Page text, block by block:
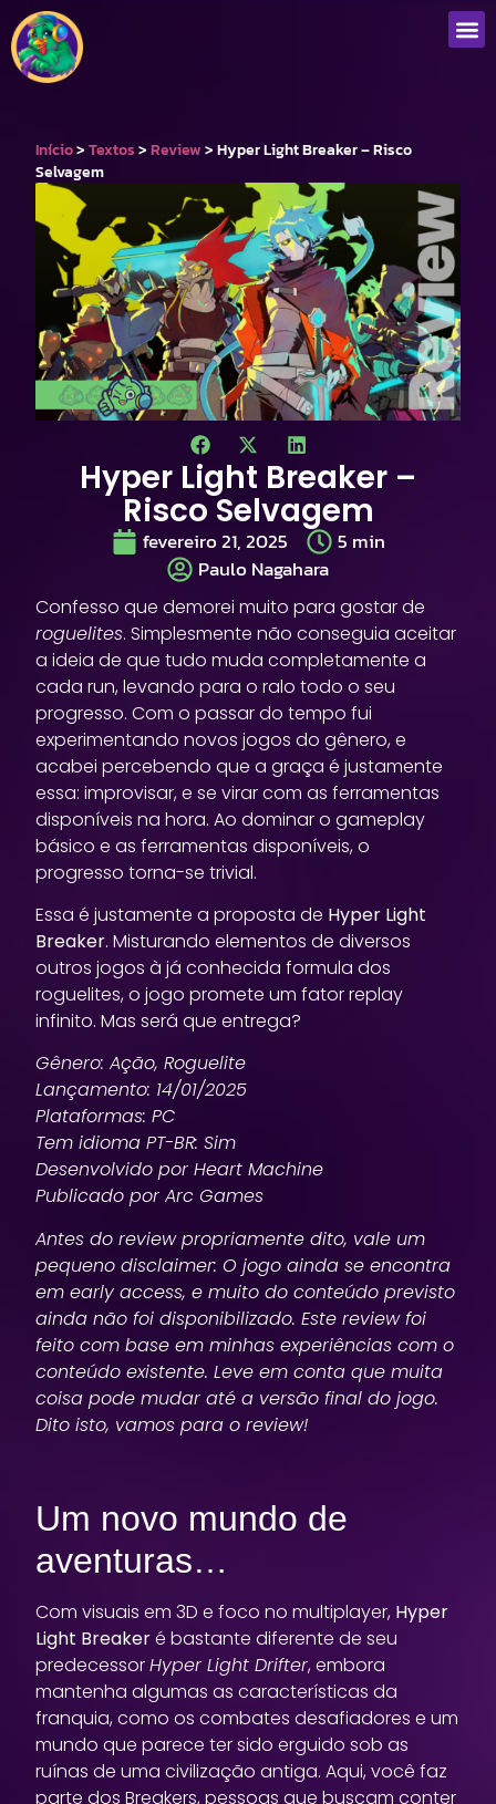
Início>Textos >Review >Hyper Light Breaker – Risco
Selvagem
Hyper Light Breaker –
Risco Selvagem
fevereiro 21, 2025 5 min
Paulo Nagahara
Confesso que demorei muito para gostar de
roguelites. Simplesmente não conseguia aceitar
a ideia de que tudo muda completamente a
cada run, levando para o ralo todo o seu
progresso. Com o passar do tempo fui
experimentando novos jogos do gênero, e
acabei percebendo que a graça é justamente
essa: improvisar, e se virar com as ferramentas
disponíveis na hora. Ao dominar o gameplay
básico e as ferramentas disponíveis, o
progresso torna-se trivial.
Essa é justamente a proposta de Hyper Light
Breaker. Misturando elementos de diversos
outros jogos à já conhecida formula dos
roguelites, o jogo promete um fator replay
infinito. Mas será que entrega?
Gênero: Ação, Roguelite
Lançamento: 14/01/2025
Plataformas: PC
Tem idioma PT-BR: Sim
Desenvolvido por Heart Machine
Publicado por Arc Games
Antes do review propriamente dito, vale um
pequeno disclaimer: O jogo ainda se encontra
em early access, e muito do conteúdo previsto
ainda não foi disponibilizado. Este review foi
feito com base em minhas experiências com o
conteúdo existente. Leve em conta que muita
coisa pode mudar até a versão final do jogo.
Dito isto, vamos para o review!
Um novo mundo de
aventuras…
Com visuais em 3D e foco no multiplayer, Hyper
Light Breakeré bastante diferente de seu
predecessorHyper Light Drifter, embora
mantenha algumas as características da
franquia, como os combates desafiadores e um
mundo que parece ter sido erguido sob as
ruínas de uma civilização antiga. Aqui, você faz
parte dos Breakers, pessoas que buscam conter